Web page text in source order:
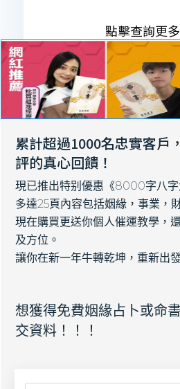
點擊查詢更
累計超過1000名忠實客戶
評的真心回饋！
現已推出特别優惠《8000字八字
多達25頁內容包括姻緣，事業，
現在購買更送你個人催運教學，
及方位。
讓你在新一年牛轉乾坤，重新出發
想獲得免費姻緣占卜或命
交資料！！！